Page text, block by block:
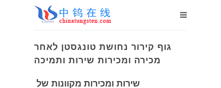
גוף קירור נחושת טונגסטן לאחר
מכירה ומכירות שירות ותמיכה
שירות ומכירות מקוונות של